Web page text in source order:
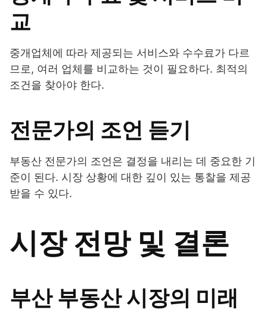
교
중개업체에 따라 제공되는 서비스와 수수료가 다르
므로, 여러 업체를 비교하는 것이 필요하다. 최적의
조건을 찾아야 한다.
전문가의 조언 듣기
부동산 전문가의 조언은 결정을 내리는 데 중요한 기
준이 된다. 시장 상황에 대한 깊이 있는 통찰을 제공
받을 수 있다.
시장 전망 및 결론
부산 부동산 시장의 미래